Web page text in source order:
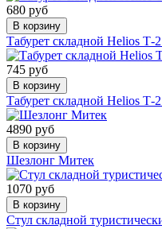
680 руб
В корзину
Табурет складной Helios
745 руб
В корзину
Табурет складной
4890 руб
В корзину
Шезлонг Митек
1070 руб
В корзину
Стул складной